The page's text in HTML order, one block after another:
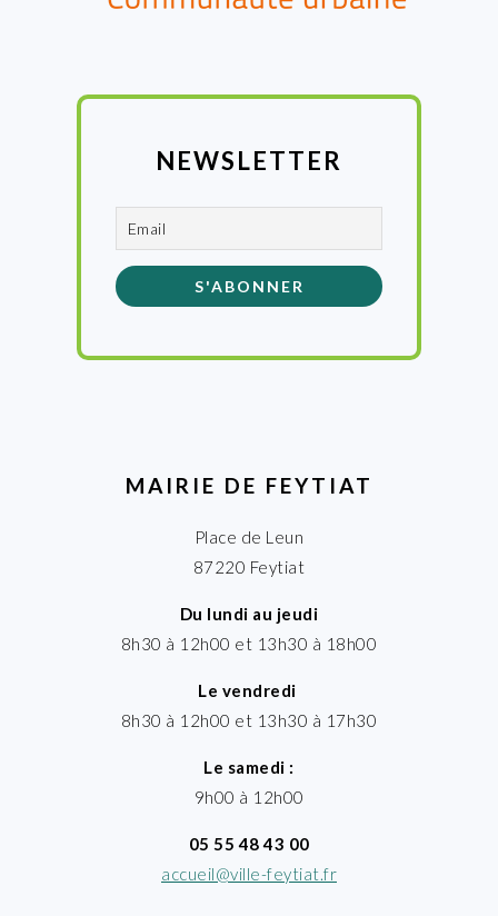
NEWSLETTER
MAIRIE DE FEYTIAT
Place de Leun
87220 Feytiat
Du lundi au jeudi
8h30 à 12h00 et 13h30 à 18h00
Le vendredi
8h30 à 12h00 et 13h30 à 17h30
Le samedi :
9h00 à 12h00
05 55 48 43 00
accueil@ville-feytiat.fr